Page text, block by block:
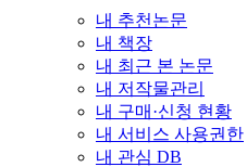
내 추천논문
내 책장
내 최근 본 논문
내 저작물관리
내 구매·신청 현황
내 서비스 사용권한
내 관심 DB